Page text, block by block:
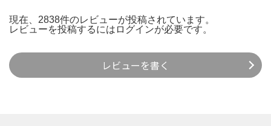
現在、2838件のレビューが投稿されています。
レビューを投稿するには ログインが必要です。
レビューを書く